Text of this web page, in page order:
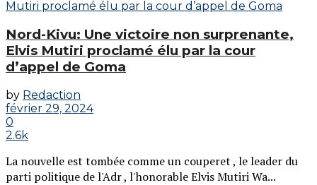
Nord-Kivu: Une victoire non surprenante,
Elvis Mutiri proclamé élu par la cour
d’appel de Goma
by Redaction
février 29, 2024
0
2.6k
La nouvelle est tombée comme un couperet , le leader du
parti politique de l'Adr , l'honorable Elvis Mutiri Wa...